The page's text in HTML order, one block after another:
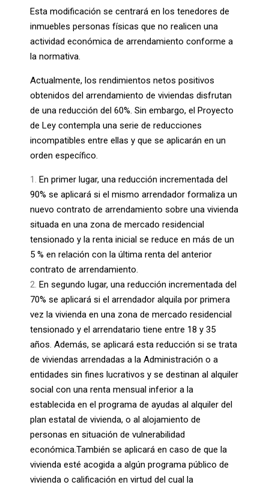
Esta modificación se centrará en los tenedores de
inmuebles personas físicas que no realicen una
actividad económica de arrendamiento conforme a
la normativa.
Actualmente, los rendimientos netos positivos
obtenidos del arrendamiento de viviendas disfrutan
de una reducción del 60%. Sin embargo, el Proyecto
de Ley contempla una serie de reducciones
incompatibles entre ellas y que se aplicarán en un
orden específico.
En primer lugar, una reducción incrementada del
90% se aplicará si el mismo arrendador formaliza un
nuevo contrato de arrendamiento sobre una vivienda
situada en una zona de mercado residencial
tensionado y la renta inicial se reduce en más de un
5 % en relación con la última renta del anterior
contrato de arrendamiento.
En segundo lugar, una reducción incrementada del
70% se aplicará si el arrendador alquila por primera
vez la vivienda en una zona de mercado residencial
tensionado y el arrendatario tiene entre 18 y 35
años. Además, se aplicará esta reducción si se trata
de viviendas arrendadas a la Administración o a
entidades sin fines lucrativos y se destinan al alquiler
social con una renta mensual inferior a la
establecida en el programa de ayudas al alquiler del
plan estatal de vivienda, o al alojamiento de
personas en situación de vulnerabilidad
económica.También se aplicará en caso de que la
vivienda esté acogida a algún programa público de
vivienda o calificación en virtud del cual la